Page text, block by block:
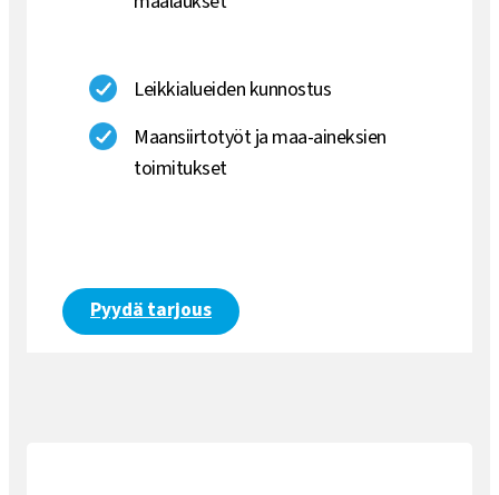
Leikkialueiden kunnostus
Maansiirtotyöt ja maa-aineksien
toimitukset
Pyydä tarjous